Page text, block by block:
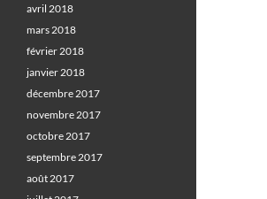
avril 2018
mars 2018
février 2018
janvier 2018
décembre 2017
novembre 2017
octobre 2017
septembre 2017
août 2017